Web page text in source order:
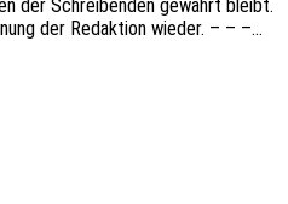
der Schrei­ben­den gewahrt bleibt.
der Redak­ti­on wieder. – – –…